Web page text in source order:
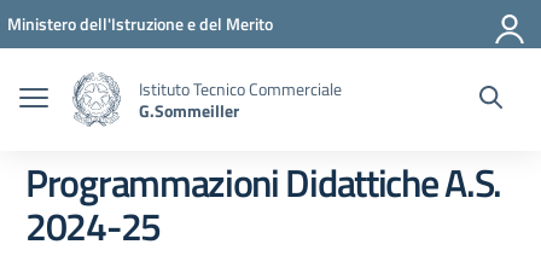
Vai ai contenuti
Vai al menu di navigazione
Vai al footer
Ministero dell'Istruzione e del Merito
Istituto Tecnico Commerciale
G.Sommeiller
Programmazioni Didattiche A.S.
2024-25